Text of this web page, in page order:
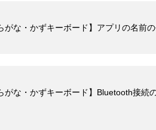
がな・かずキーボード】アプリの名前
がな・かずキーボード】Bluetooth接